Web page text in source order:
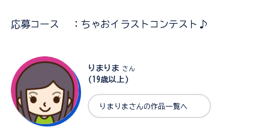
応募コース ：ちゃおイラストコンテスト♪
りまりま さん
(19歳以上)
りまりまさんの作品一覧へ